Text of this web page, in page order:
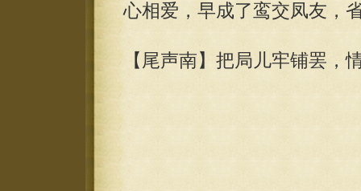
心相爱，早成了鸾交凤友，
【尾声南】把局儿牢铺罢，